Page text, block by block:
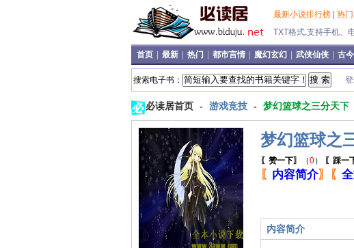
最新小说排行榜 热
TXT格式,支持手机、
首页 最新 热门 都市言情 魔幻玄幻 武侠仙侠 古
搜索电子书：
必读居首页 - 游戏竞技 - 梦幻篮球之三分天下
梦幻篮球之
〖赞一下〗
（0） 〖踩一
〖 内容简介〗 〖
内容简介